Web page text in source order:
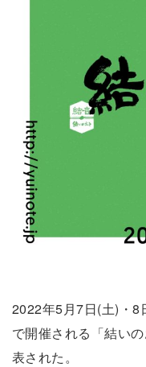
2022年5月7日(土)・8
で開催される「結い
表された。